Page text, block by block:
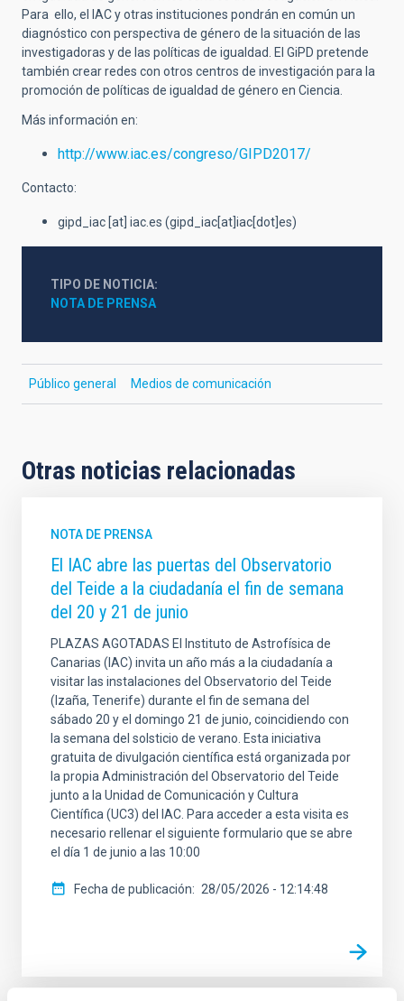
Para ello, el IAC y otras instituciones pondrán en común un
diagnóstico con perspectiva de género de la situación de las
investigadoras y de las políticas de igualdad. El GiPD pretende
también crear redes con otros centros de investigación para la
promoción de políticas de igualdad de género en Ciencia.
Más información en:
http://www.iac.es/congreso/GIPD2017/
Contacto:
gipd_iac [at] iac.es (gipd_iac[at]iac[dot]es)
TIPO DE NOTICIA
NOTA DE PRENSA
Público general Medios de comunicación
Otras noticias relacionadas
NOTA DE PRENSA
El IAC abre las puertas del Observatorio
del Teide a la ciudadanía el fin de semana
del 20 y 21 de junio
PLAZAS AGOTADAS El Instituto de Astrofísica de
Canarias (IAC) invita un año más a la ciudadanía a
visitar las instalaciones del Observatorio del Teide
(Izaña, Tenerife) durante el fin de semana del
sábado 20 y el domingo 21 de junio, coincidiendo con
la semana del solsticio de verano. Esta iniciativa
gratuita de divulgación científica está organizada por
la propia Administración del Observatorio del Teide
junto a la Unidad de Comunicación y Cultura
Científica (UC3) del IAC. Para acceder a esta visita es
necesario rellenar el siguiente formulario que se abre
el día 1 de junio a las 10:00
Fecha de publicación 28/05/2026 - 12:14:48